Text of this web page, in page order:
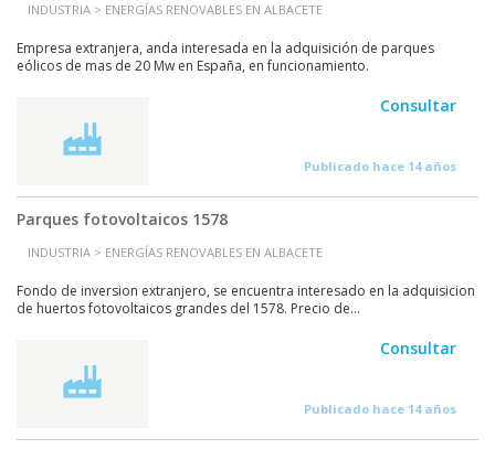
INDUSTRIA > ENERGÍAS RENOVABLES EN ALBACETE
Empresa extranjera, anda interesada en la adquisición de parques
eólicos de mas de 20 Mw en España, en funcionamiento.
Consultar
Publicado hace 14 años
Parques fotovoltaicos 1578
INDUSTRIA > ENERGÍAS RENOVABLES EN ALBACETE
Fondo de inversion extranjero, se encuentra interesado en la adquisicion
de huertos fotovoltaicos grandes del 1578. Precio de...
Consultar
Publicado hace 14 años